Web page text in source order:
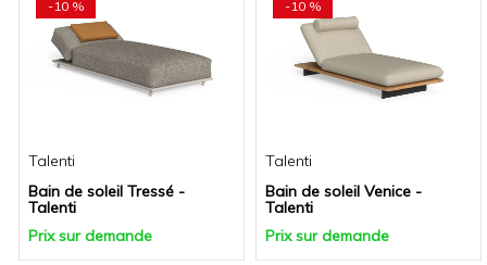
-10 %
Talenti
Bain de soleil Tressé -
Talenti
Prix sur demande
-10 %
Talenti
Bain de soleil Venice -
Talenti
Prix sur demande